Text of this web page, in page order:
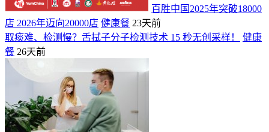
百胜中国2025年突破18000
店 2026年迈向20000店 健康餐 23天前
取痰难、检测慢？舌拭子分子检测技术 15 秒无创采样！
健康
餐 26天前